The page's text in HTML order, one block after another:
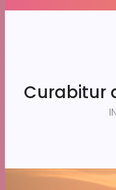
Curabitur